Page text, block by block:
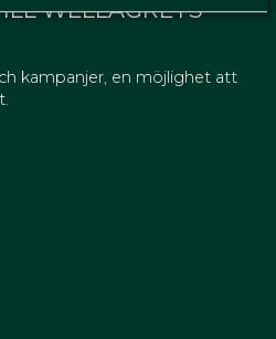
WELLAGRETS
kampanjer, en möjlighet att